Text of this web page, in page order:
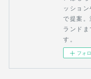
ッショ
で提案
ランド
す。
フォ